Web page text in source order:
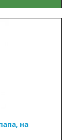
на